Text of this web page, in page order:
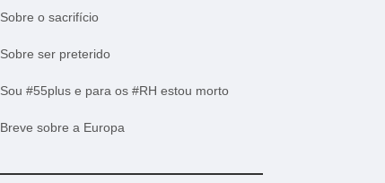
Sobre o sacrifício
Sobre ser preterido
Sou #55plus e para os #RH estou morto
Breve sobre a Europa